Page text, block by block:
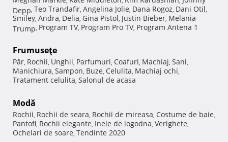
Depp, Teo Trandafir, Angelina Jolie, Dana Rogoz, Dani Otil,
Smiley, Andra, Delia, Gina Pistol, Justin Bieber, Melania
Trump, Program TV, Program Pro TV, Program Antena 1
Frumuseţe
Păr, Rochii, Unghii, Parfumuri, Coafuri, Machiaj, Sani,
Manichiura, Sampon, Buze, Celulita, Machiaj ochi,
Tratament celulita, Salonul de acasa
Modă
Rochii, Rochii de seara, Rochii de mireasa, Costume de baie,
Pantofi, Rochii elegante, Inele de logodna, Verighete,
Ochelari de soare, Tendinte 2020